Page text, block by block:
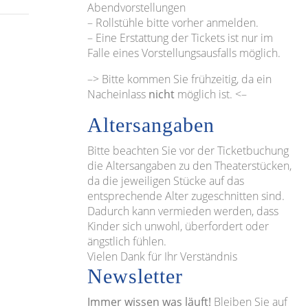
Abendvorstellungen
– Rollstühle bitte vorher anmelden.
– Eine Erstattung der Tickets ist nur im
Falle eines Vorstellungsausfalls möglich.
–> Bitte kommen Sie frühzeitig, da ein
Nacheinlass nicht möglich ist. <–
Altersangaben
Bitte beachten Sie vor der Ticketbuchung
die Altersangaben zu den Theaterstücken,
da die jeweiligen Stücke auf das
entsprechende Alter zugeschnitten sind.
Dadurch kann vermieden werden, dass
Kinder sich unwohl, überfordert oder
ängstlich fühlen.
Vielen Dank für Ihr Verständnis
Newsletter
Immer wissen was läuft! Bleiben Sie auf